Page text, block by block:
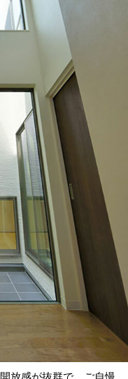
放感が抜群で、ご自慢